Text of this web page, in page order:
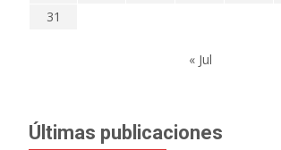
31
« Jul
Últimas publicaciones